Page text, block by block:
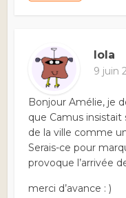
lola
9 juin
Bonjour Amélie, je
que Camus
de la ville comme
Serais-ce pour
provoque l’arrivée
merci d’avance : )